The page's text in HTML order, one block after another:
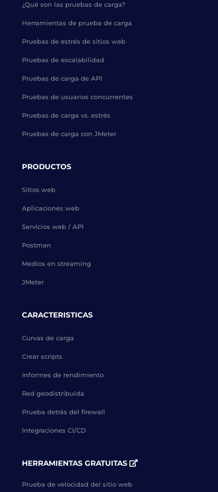
¿Qué son las pruebas de carga?
Herramientas de prueba de carga
Pruebas de estrés de sitios web
Pruebas de escalabilidad
Pruebas de carga de API
Pruebas de usuarios concurrentes
Pruebas de carga vs. estrés
Pruebas de carga con JMeter
PRODUCTOS
Sitios web
Aplicaciones web
Servicios web / API
Postman
Medios en streaming
JMeter
CARACTERISTICAS
Curvas de carga
Crear scripts
Informes de rendimiento
Red geodistribuida
Prueba detrás del firewall
Integraciones CI/CD
HERRAMIENTAS GRATUITAS
Prueba de velocidad del sitio web